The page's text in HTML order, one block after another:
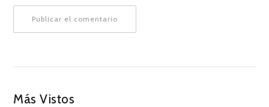
Más Vistos